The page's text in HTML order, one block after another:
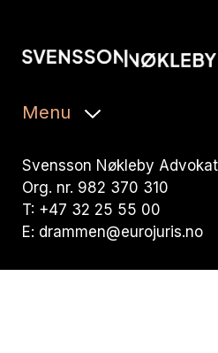
Menu
Svensson Nøkleby
Org. nr. 982 370 310
T: +47 32 25 55 00
E: drammen@eurojuris.no